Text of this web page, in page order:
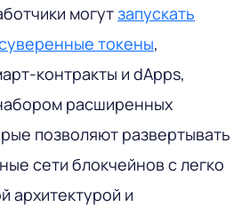
могутзапускать
токены,
контракты и dApps,
расширенных
позволяют развертывать
сети блокчейнов с легко
архитектурой и